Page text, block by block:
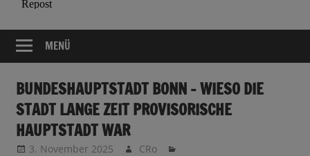
MENÜ
BUNDESHAUPTSTADT BONN – WIESO DIE
STADT LANGE ZEIT PROVISORISCHE
HAUPTSTADT WAR
3. November 2025 CRo